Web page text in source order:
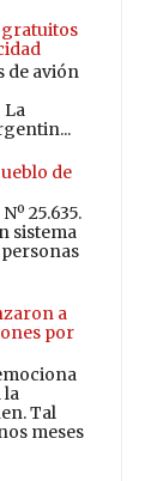
de avión
La
de
25.635.
sistema
a
por
la
Tal
meses